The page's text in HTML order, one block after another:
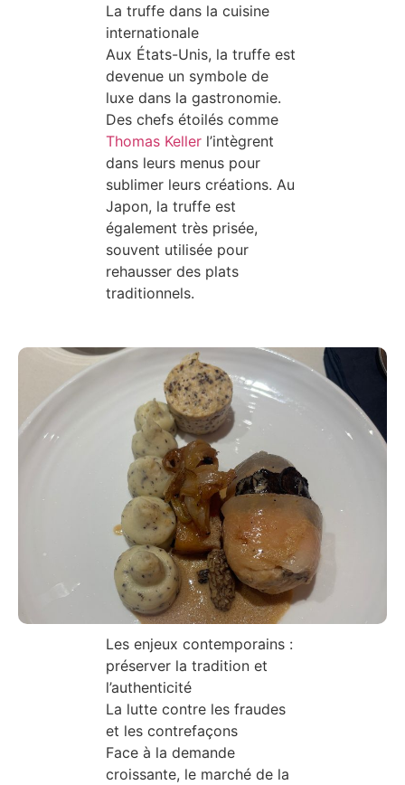
La truffe dans la cuisine
internationale
Aux États-Unis, la truffe est
devenue un symbole de
luxe dans la gastronomie.
Des chefs étoilés comme
Thomas Keller l’intègrent
dans leurs menus pour
sublimer leurs créations. Au
Japon, la truffe est
également très prisée,
souvent utilisée pour
rehausser des plats
traditionnels.
Les enjeux contemporains :
préserver la tradition et
l’authenticité
La lutte contre les fraudes
et les contrefaçons
Face à la demande
croissante, le marché de la